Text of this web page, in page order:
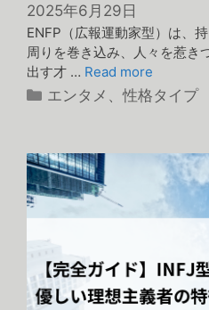
2025年6月29日
ENFP（広報運動家型）は、
周りを巻き込み、人々を惹き
出す才 … Read more
カ
リ
ー
エンタメ 、性格タイプ